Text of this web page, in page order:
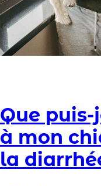
Que
à mon
la